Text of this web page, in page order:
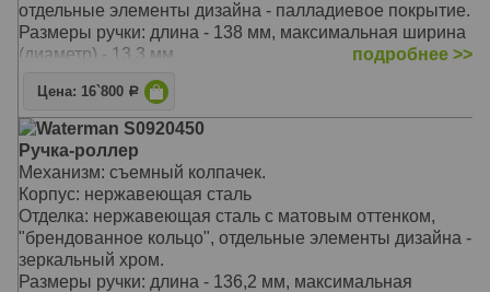
отдельные элементы дизайна - палладиевое покрытие.
Размеры ручки: длина - 138 мм, максимальная ширина
(диаметр) - 13,3 мм.
Цвет: матовый черный / зеркальный хром.
Особенности: используютя стандартрые стержни для
ручек-роллер Waterman, возможно использование
стандартных стержней Waterman для шариковых
ручек.
подробнее >>
Цена: 16`800 Р
Waterman S0920450
Ручка-роллер
Механизм: съемный колпачек.
Корпус: нержавеющая сталь
Отделка: нержавеющая сталь с матовым оттенком,
"брендованное кольцо", отдельные элементы дизайна -
зеркальный хром.
Размеры ручки: длина - 136,2 мм, максимальная